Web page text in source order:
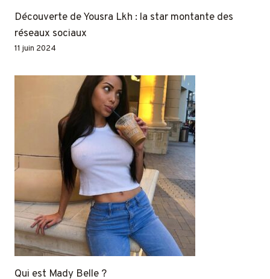
Découverte de Yousra Lkh : la star montante des
réseaux sociaux
11 juin 2024
Qui est Mady Belle ?